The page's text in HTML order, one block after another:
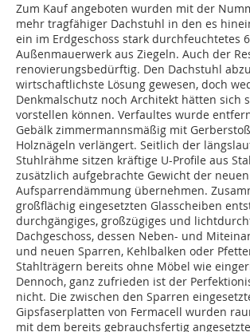
Zum Kauf angeboten wurden mit der
mehr tragfähiger Dachstuhl in den es
ein im Erdgeschoss stark durchfeuchtetes
Außenmauerwerk aus Ziegeln. Auch der
renovierungsbedürftig. Den Dachstuhl
wirtschaftlichste Lösung gewesen, doch
Denkmalschutz noch Architekt hätten sich
vorstellen können. Verfaultes wurde
Gebälk zimmermannsmäßig mit
Holznägeln verlängert. Seitlich der
Stuhlrähme sitzen kräftige U-Profile aus
zusätzlich aufgebrachte Gewicht der neuen
Aufsparrendämmung übernehmen.
großflächig eingesetzten Glasscheiben
durchgängiges, großzügiges und
Dachgeschoss, dessen Neben- und
und neuen Sparren, Kehlbalken oder
Stahlträgern bereits ohne Möbel wie
Dennoch, ganz zufrieden ist der
nicht. Die zwischen den Sparren
Gipsfaserplatten von Fermacell wurden
mit dem bereits gebrauchsfertig